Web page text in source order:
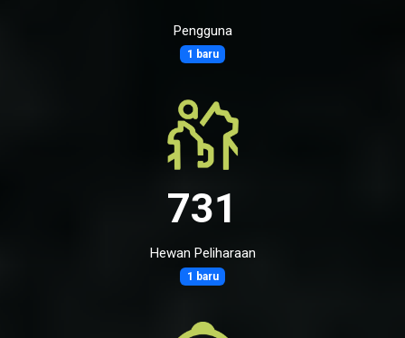
Pengguna
1 baru
731
Hewan Peliharaan
1 baru